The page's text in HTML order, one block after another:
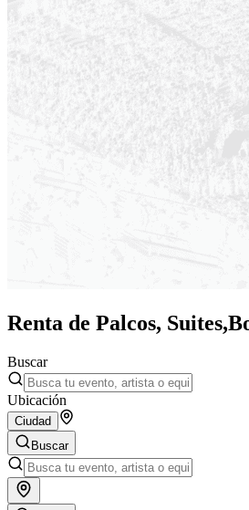
Renta de Palcos, Suites,
Buscar
Ubicación
Ciudad
Buscar